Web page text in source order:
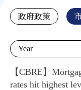
Back
to
政府政策
【CBRE】
rates hit highest